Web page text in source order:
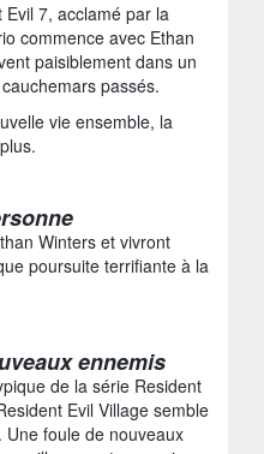
7, acclamé par la
commence avec Ethan
paisiblement dans un
passés.
vie ensemble, la
Winters et vivront
poursuite terrifiante à la
ennemis
de la série Resident
Evil Village semble
foule de nouveaux